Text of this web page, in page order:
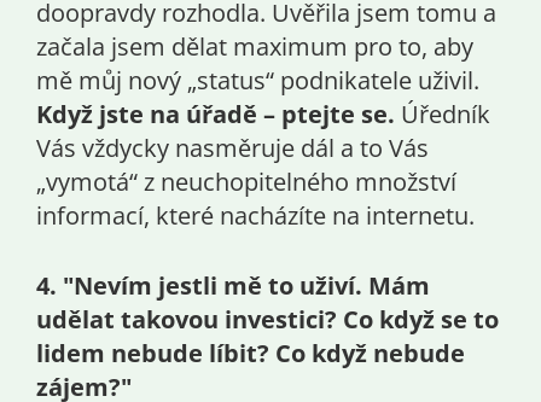
doopravdy rozhodla. Uvěřila jsem tomu a
začala jsem dělat maximum pro to, aby
mě můj nový „status“ podnikatele uživil.
Když jste na úřadě – ptejte se. Úředník
Vás vždycky nasměruje dál a to Vás
„vymotá“ z neuchopitelného množství
informací, které nacházíte na internetu.
4. "Nevím jestli mě to uživí. Mám
udělat takovou investici? Co když se to
lidem nebude líbit? Co když nebude
zájem?"